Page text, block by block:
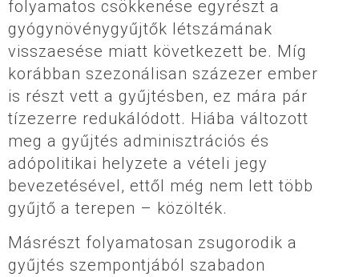
folyamatos csökkenése egyrészt a
gyógynövénygyűjtők létszámának
visszaesése miatt következett be. Míg
korábban szezonálisan százezer ember
is részt vett a gyűjtésben, ez mára pár
tízezerre redukálódott. Hiába változott
meg a gyűjtés adminisztrációs és
adópolitikai helyzete a vételi jegy
bevezetésével, ettől még nem lett több
gyűjtő a terepen – közölték.
Másrészt folyamatosan zsugorodik a
gyűjtés szempontjából szabadon